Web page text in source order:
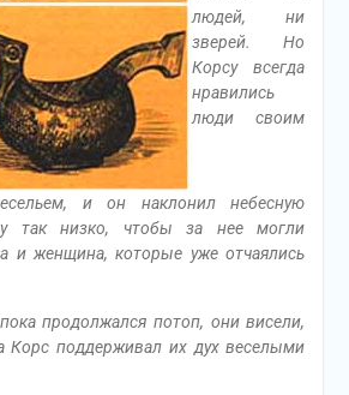
людей, ни
зверей. Но
Корсу всегда
нравились
люди своим
и он наклонил небесную
так низко, чтобы за нее могли
и женщина, которые уже отчаялись
продолжался потоп, они висели,
Корс поддерживал их дух веселыми